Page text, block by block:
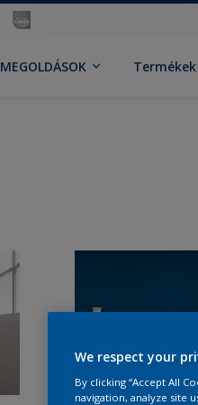
MEGOLDÁSOK Termékek
We respect your
By clicking “Accept All
navigation, analyze site